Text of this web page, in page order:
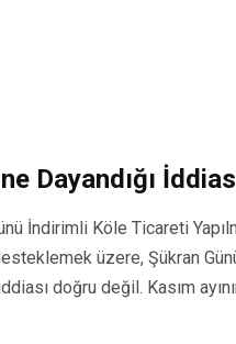
Dayandığı
İndirimli Köle Ticareti
desteklemek üzere, Şükran
doğru değil. Kasım